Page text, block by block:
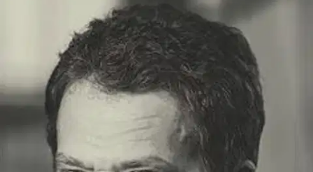
Tuotekuvaus
Euroopan investointipankin varapääjohtajan Sauli Niinistön
muistelmateos keskittyy vuosiin, jolloin hän toimi ministerinä ja
Kokoomuksen puheenjohtajana. Kirja alkaa Kokoomuksen
eduskuntavaalikampanjan avauksesta Järvenpäässä tammikuussa